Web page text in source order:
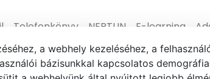
Telefonkönyv NEPTUN E-learning
a webhely kezeléséhez, a
bázisunkkal kapcsolatos